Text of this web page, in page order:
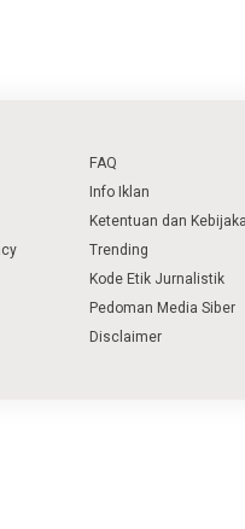
FAQ
Info Iklan
Ketentuan dan
Trending
Kode Etik Jurnalistik
Pedoman Media Siber
Disclaimer